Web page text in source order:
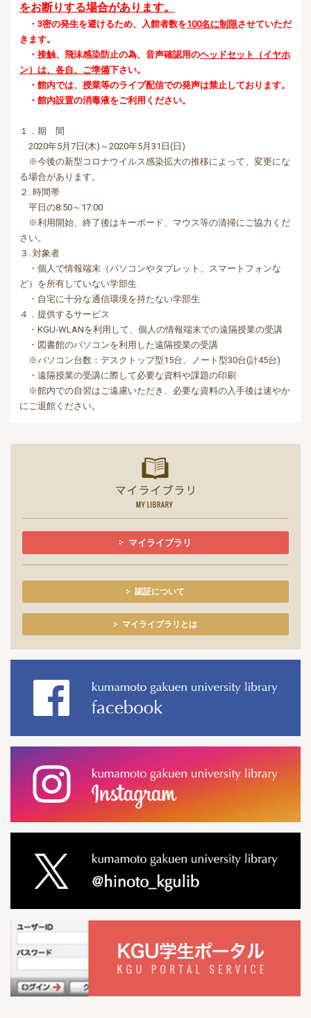
をお断りする場合があります。
・3密の発生を避けるため、入館者数を100名に制限させていただ
きます。
・接触、飛沫感染防止の為、音声確認用のヘッドセット（イヤホ
ン）は、各自、ご準備下さい。
・館内では、授業等のライブ配信での発声は禁止しております。
・館内設置の消毒液をご利用ください。
１．期 間
2020年5月7日(木)～2020年5月31日(日)
※今後の新型コロナウイルス感染拡大の推移によって、 変更にな
る場合があります。
２. 時間帯
平日の8:50～17:00
※利用開始、終了後はキーボード、マウス等の清掃にご協力くだ
さい。
３. 対象者
・個人で情報端末（パソコンやタブレット、スマートフォンな
ど） を所有していない学部生
・自宅に十分な通信環境を持たない学部生
４．提供するサービス
・KGU-WLANを利用して、 個人の情報端末での遠隔授業の受講
・図書館のパソコンを利用した遠隔授業の受講
※パソコン台数：デスクトップ型15台、ノート型30台(計45台)
・遠隔授業の受講に際して必要な資料や課題の印刷
※館内での自習はご遠慮いただき、 必要な資料の入手後は速やか
にご退館ください。
マイライブラリ
認証について
マイライブラリとは